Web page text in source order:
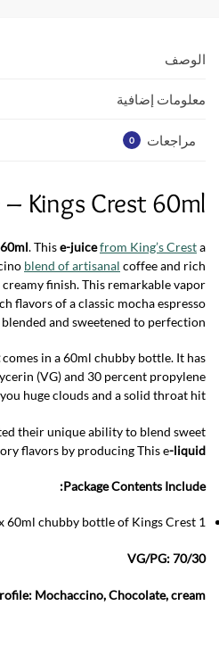
o
k
الوصف
معلومات إضافية
مراجعات 0
– Kings Crest 60ml
. Thise-juicefrom King’s Cresta
blend of artisanal coffee and rich
finish. This remarkable vapor
flavors of a classic mocha espresso
blended and sweetened to perfection
comes in a 60ml chubby bottle. It has
(VG) and 30 percent propylene
huge clouds and a solid throat hit.
their unique ability to blend sweet
flavors by producing This e-liquid
Package Contents Include:
1 x 60ml chubby bottle of Kings Crest
VG/PG: 70/30
Mochaccino, Chocolate, cream.